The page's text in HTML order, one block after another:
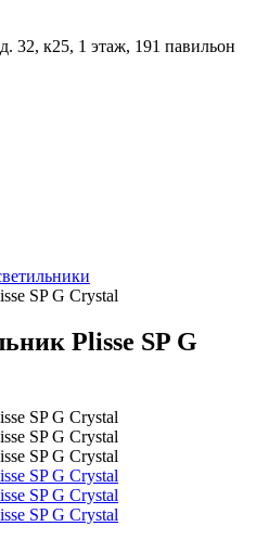
32, к25, 1 этаж, 191 павильон
SP G Crystal
Plisse SP G